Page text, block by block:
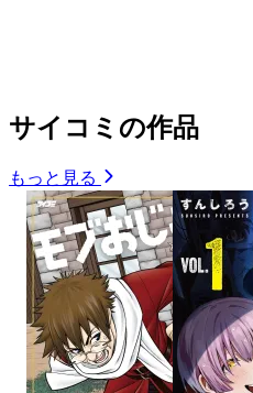
サイコミの作品
もっと見る